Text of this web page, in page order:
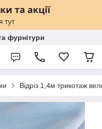
фурнітури
Відріз 1,4м трикотаж